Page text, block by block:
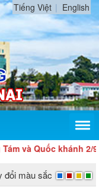
Tiếng Việt English
Quốc khánh 2/9
đổi màu sắc